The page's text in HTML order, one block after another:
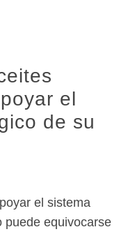
el
de su
el sistema
puede equivocarse